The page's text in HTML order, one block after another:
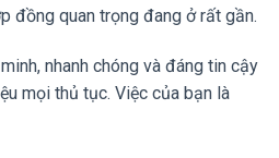
đồng quan trọng đang ở rất gần.
nhanh chóng và đáng tin cậy
mọi thủ tục. Việc của bạn là